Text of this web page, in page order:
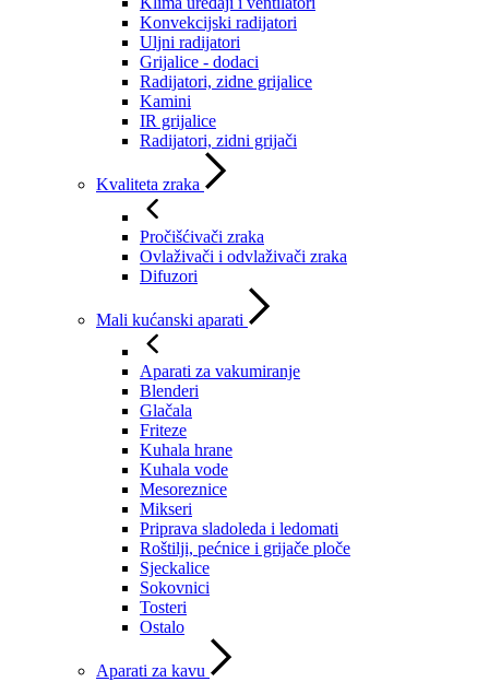
Konvekcijski radijatori
Uljni radijatori
Grijalice - dodaci
Radijatori, zidne grijalice
Kamini
IR grijalice
Radijatori, zidni grijači
Kvaliteta zraka
Pročišćivači zraka
Ovlaživači i odvlaživači zraka
Difuzori
Mali kućanski aparati
Aparati za vakumiranje
Blenderi
Glačala
Friteze
Kuhala hrane
Kuhala vode
Mesoreznice
Mikseri
Priprava sladoleda i ledomati
Roštilji, pećnice i grijače ploče
Sjeckalice
Sokovnici
Tosteri
Ostalo
Aparati za kavu